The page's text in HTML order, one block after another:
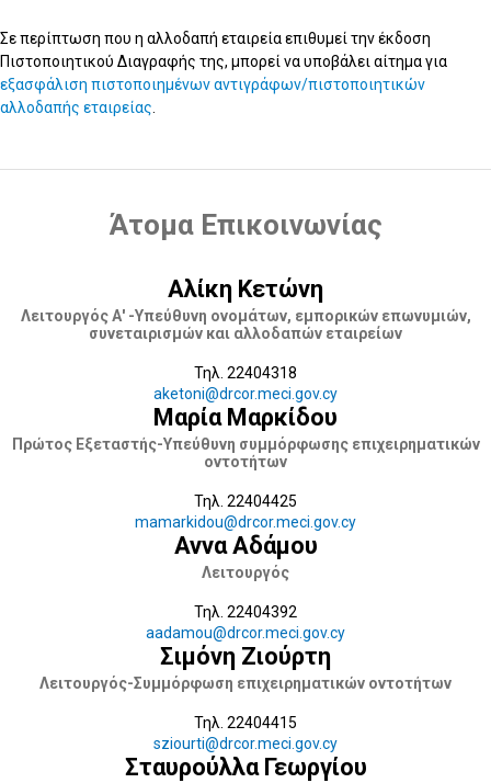
Σε περίπτωση που η αλλοδαπή εταιρεία επιθυμεί την έκδοση
Πιστοποιητικού Διαγραφής της, μπορεί να υποβάλει αίτημα για
εξασφάλιση πιστοποιημένων αντιγράφων/πιστοποιητικών
αλλοδαπής εταιρείας.
Άτομα Επικοινωνίας
Αλίκη Κετώνη
Λειτουργός Α' -Υπεύθυνη ονομάτων, εμπορικών επωνυμιών,
συνεταιρισμών και αλλοδαπών εταιρείων
Τηλ. 22404318
aketoni@drcor.meci.gov.cy
Μαρία Μαρκίδου
Πρώτος Εξεταστής-Υπεύθυνη συμμόρφωσης επιχειρηματικών
οντοτήτων
Τηλ. 22404425
mamarkidou@drcor.meci.gov.cy
Αννα Αδάμου
Λειτουργός
Τηλ. 22404392
aadamou@drcor.meci.gov.cy
Σιμόνη Ζιούρτη
Λειτουργός-Συμμόρφωση επιχειρηματικών οντοτήτων
Τηλ. 22404415
sziourti@drcor.meci.gov.cy
Σταυρούλλα Γεωργίου